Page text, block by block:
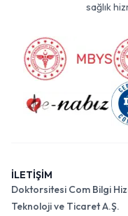
sağlık
İLETİŞİM
Doktorsitesi Com Bilgi
Teknoloji ve Ticaret A.Ş.